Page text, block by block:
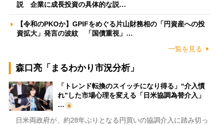
説 企業に成長投資の具体的な説…
【令和のPKOか】GPIFをめぐる片山財務相の「円資産への投
資拡大」発言の波紋 「国債重視」…
一覧を見る
森口亮「まるわかり市況分析」
「トレンド転換のスイッチになり得る」“介入慣
れ”した市場心理を変える「日米協調為替介入」
…
日米両政府が、約28年ぶりとなる円買いの協調介入に踏み切っ